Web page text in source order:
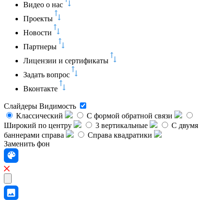
Видео о нас
Проекты
Новости
Партнеры
Лицензии и сертификаты
Задать вопрос
Вконтакте
Слайдеры Видимость
Классический
C формой обратной связи
Широкий по центру
3 вертикальные
С двумя
баннерами справа
Справа квадратики
Заменить фон